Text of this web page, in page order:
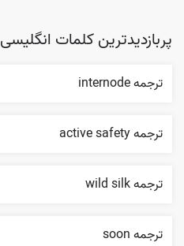
پربازدیدترین کلمات انگلیسی
ترجمه internode
ترجمه active safety
ترجمه wild silk
ترجمه soon